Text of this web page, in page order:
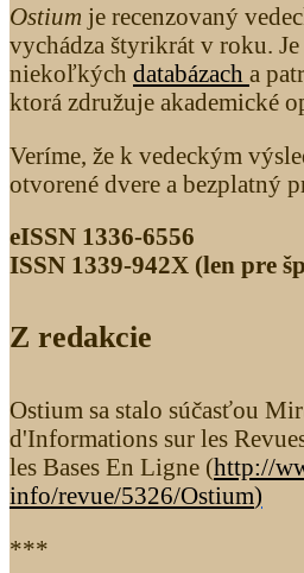
Ostium je recenzovaný
vychádza štyrikrát v roku.
niekoľkých databázach a
ktorá združuje akademické
Veríme, že k vedeckým
otvorené dvere a bezplatný
eISSN 1336-6556
ISSN 1339­-942X (len pre
Z redakcie
Ostium sa stalo súčasťou
d'Informations sur les
les Bases En Ligne (http://
info/revue/5326/Ostium)
***